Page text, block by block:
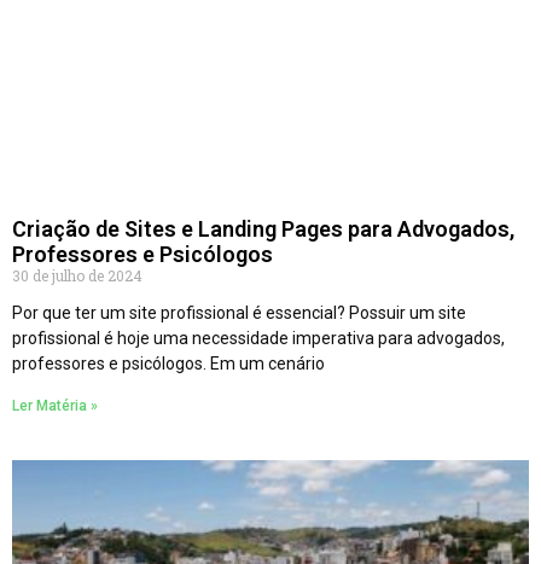
Criação de Sites e Landing Pages para Advogados,
Professores e Psicólogos
30 de julho de 2024
Por que ter um site profissional é essencial? Possuir um site
profissional é hoje uma necessidade imperativa para advogados,
professores e psicólogos. Em um cenário
Ler Matéria »